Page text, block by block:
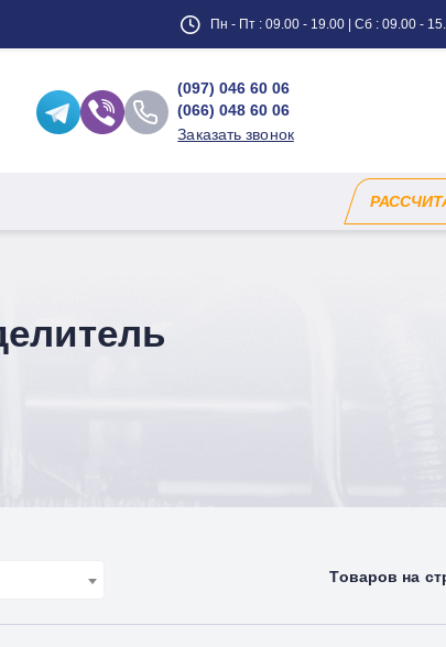
Пн - Пт : 09.00 - 19.00 | Сб : 09.00 -
(097) 046 60 06
(066) 048 60 06
Заказать звонок
Товаров на